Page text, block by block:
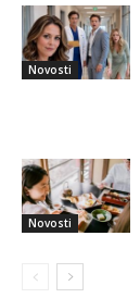
Novosti
Novosti